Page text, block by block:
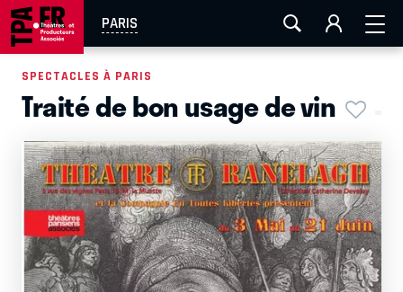
PARIS
AIX-MARSEILLE LA ROCHELLE
EN TOURNÉE
SPECTACLES À PARIS
Traité de bon usage de vin